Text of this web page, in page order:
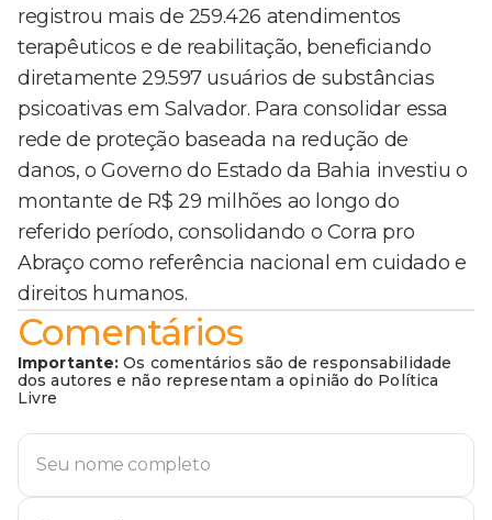
registrou mais de 259.426 atendimentos
terapêuticos e de reabilitação, beneficiando
diretamente 29.597 usuários de substâncias
psicoativas em Salvador. Para consolidar essa
rede de proteção baseada na redução de
danos, o Governo do Estado da Bahia investiu o
montante de R$ 29 milhões ao longo do
referido período, consolidando o Corra pro
Abraço como referência nacional em cuidado e
direitos humanos.
Comentários
Importante: Os comentários são de responsabilidade
dos autores e não representam a opinião do Política
Livre